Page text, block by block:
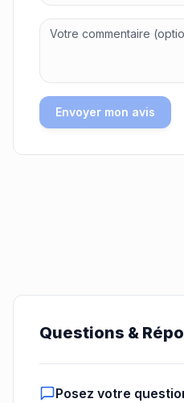
Envoyer mon avis
Questions &
Posez votre